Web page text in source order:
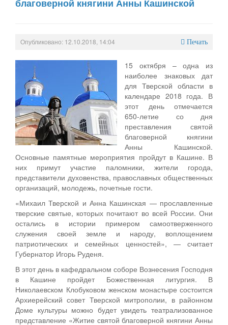
благоверной княгини Анны Кашинской
Опубликовано: 12.10.2018, 14:04 Печать
15 октября – одна из
наиболее знаковых дат
для Тверской области в
календаре 2018 года. В
этот день отмечается
650-летие со дня
преставления святой
благоверной княгини
Анны Кашинской.
Основные памятные мероприятия пройдут в Кашине. В
них примут участие паломники, жители города,
представители духовенства, православных общественных
организаций, молодежь, почетные гости.
«Михаил Тверской и Анна Кашинская — прославленные
тверские святые, которых почитают во всей России. Они
остались в истории примером самоотверженного
служения своей земле и народу, воплощением
патриотических и семейных ценностей», — считает
Губернатор Игорь Руденя.
В этот день в кафедральном соборе Вознесения Господня
в Кашине пройдет Божественная литургия. В
Николаевском Клобуковом женском монастыре состоится
Архиерейский совет Тверской митрополии, в районном
Доме культуры можно будет увидеть театрализованное
представление «Житие святой благоверной княгини Анны